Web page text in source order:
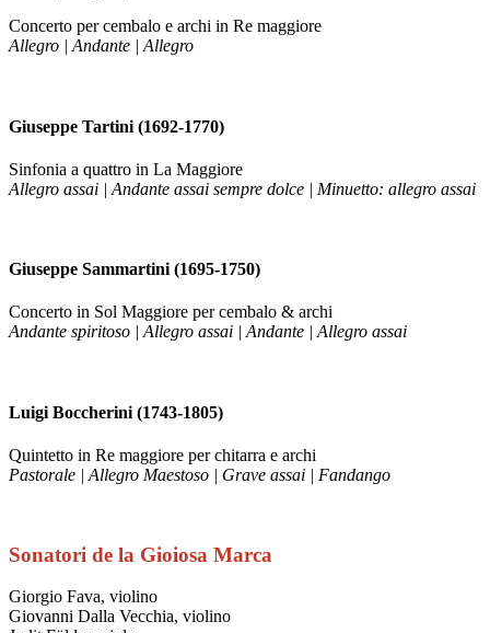
Concerto per cembalo e archi in Re maggiore
Allegro | Andante | Allegro
Giuseppe Tartini (1692-1770)
Sinfonia a quattro in La Maggiore
Allegro assai | Andante assai sempre dolce | Minuetto: allegro assai
Giuseppe Sammartini (1695-1750)
Concerto in Sol Maggiore per cembalo & archi
Andante spiritoso | Allegro assai | Andante | Allegro assai
Luigi Boccherini (1743-1805)
Quintetto in Re maggiore per chitarra e archi
Pastorale | Allegro Maestoso | Grave assai | Fandango
Sonatori de la Gioiosa Marca
Giorgio Fava, violino
Giovanni Dalla Vecchia, violino